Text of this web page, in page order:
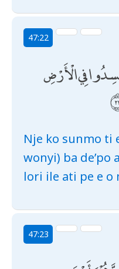
47:22
فِي الْأَرْضِ
Nje ko sunmo ti
wonyi) ba de’po
lori ile ati pe e
47:23